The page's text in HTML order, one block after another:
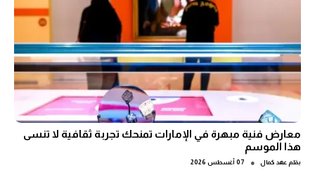
معارض فنية مبهرة في الإمارات تمنحك تجربة ثقافية لا تنسى
هذا الموسم
بقلم عهد كمال ● 07 أغسطس 2026